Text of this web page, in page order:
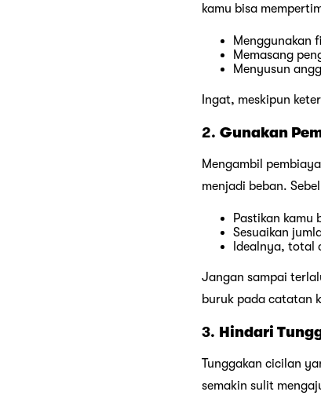
kamu bisa
Menggunakan
Memasang
Menyusun
Ingat, meskipun
2. Gunakan
Mengambil
menjadi beban.
Pastikan kamu
Sesuaikan
Idealnya, total
Jangan sampai
buruk pada catatan
3. Hindari
Tunggakan cicilan
semakin sulit